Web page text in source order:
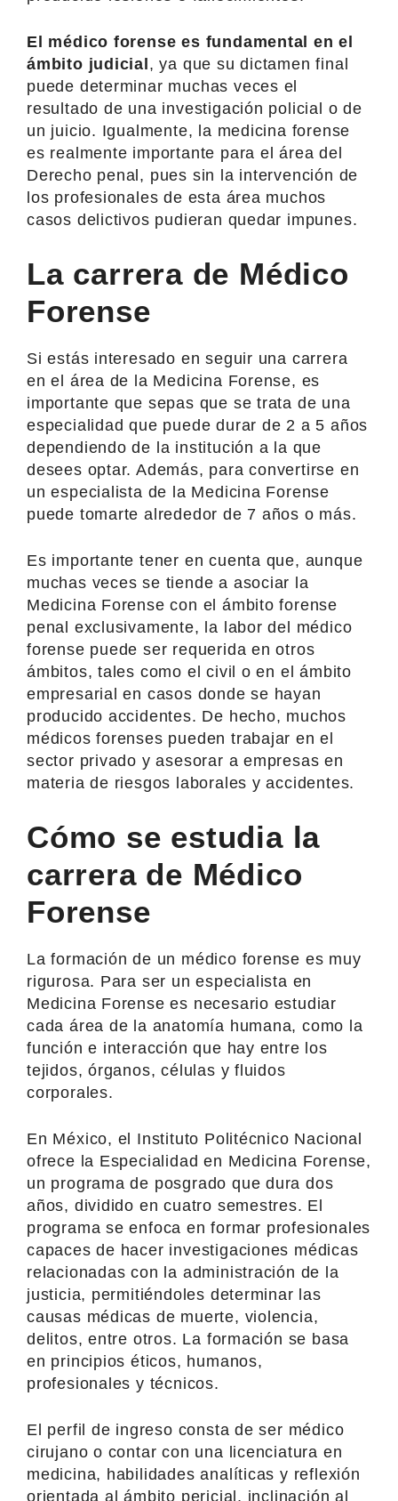
El médico forense es fundamental en el
ámbito judicial, ya que su dictamen final
puede determinar muchas veces el
resultado de una investigación policial o de
un juicio. Igualmente, la medicina forense
es realmente importante para el área del
Derecho penal, pues sin la intervención de
los profesionales de esta área muchos
casos delictivos pudieran quedar impunes.
La carrera de Médico
Forense
Si estás interesado en seguir una carrera
en el área de la Medicina Forense, es
importante que sepas que se trata de una
especialidad que puede durar de 2 a 5 años
dependiendo de la institución a la que
desees optar. Además, para convertirse en
un especialista de la Medicina Forense
puede tomarte alrededor de 7 años o más.
Es importante tener en cuenta que, aunque
muchas veces se tiende a asociar la
Medicina Forense con el ámbito forense
penal exclusivamente, la labor del médico
forense puede ser requerida en otros
ámbitos, tales como el civil o en el ámbito
empresarial en casos donde se hayan
producido accidentes. De hecho, muchos
médicos forenses pueden trabajar en el
sector privado y asesorar a empresas en
materia de riesgos laborales y accidentes.
Cómo se estudia la
carrera de Médico
Forense
La formación de un médico forense es muy
rigurosa. Para ser un especialista en
Medicina Forense es necesario estudiar
cada área de la anatomía humana, como la
función e interacción que hay entre los
tejidos, órganos, células y fluidos
corporales.
En México, el Instituto Politécnico Nacional
ofrece la Especialidad en Medicina Forense,
un programa de posgrado que dura dos
años, dividido en cuatro semestres. El
programa se enfoca en formar profesionales
capaces de hacer investigaciones médicas
relacionadas con la administración de la
justicia, permitiéndoles determinar las
causas médicas de muerte, violencia,
delitos, entre otros. La formación se basa
en principios éticos, humanos,
profesionales y técnicos.
El perfil de ingreso consta de ser médico
cirujano o contar con una licenciatura en
medicina, habilidades analíticas y reflexión
orientada al ámbito pericial, inclinación al